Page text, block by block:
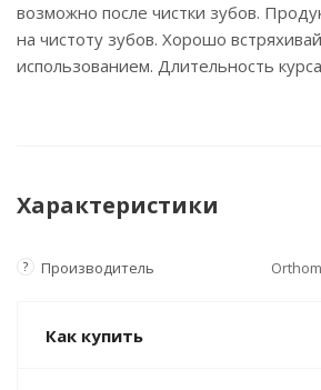
возможно после чистки зубов.
на чистоту зубов. Хорошо
использованием. Длительность
Характеристики
? Производитель
Как купить